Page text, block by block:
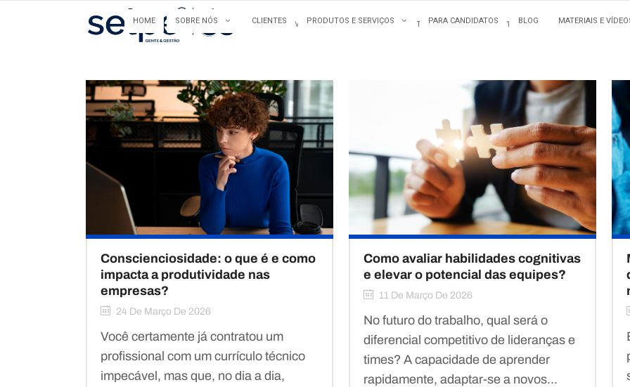
HOME SOBRE NÓS CLIENTES PRODUTOS E SERVIÇOS PARA CANDIDATOS
HOME SOBRE NÓS CLIENTES PRODUTOS E SERVIÇOS PARA CANDIDATOS BLOG MATERIAIS E
Conscienciosidade: o que é e como
impacta a produtividade nas
empresas?
24 De Março De 2026
Você certamente já contratou um
profissional com um currículo técnico
impecável, mas que, no dia a dia,
Como avaliar habilidades cognitivas
e elevar o potencial das equipes?
11 De Março De 2026
No futuro do trabalho, qual será o
diferencial competitivo de lideranças e
times? A capacidade de aprender
rapidamente, adaptar-se a novos...